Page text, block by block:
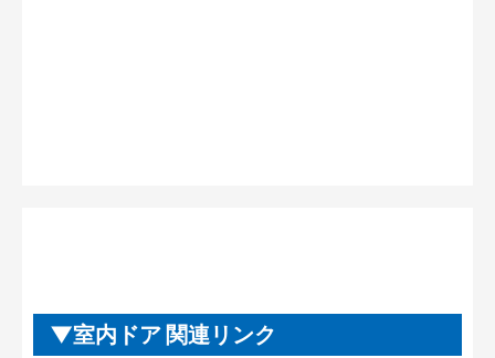
室内ドア 関連リンク